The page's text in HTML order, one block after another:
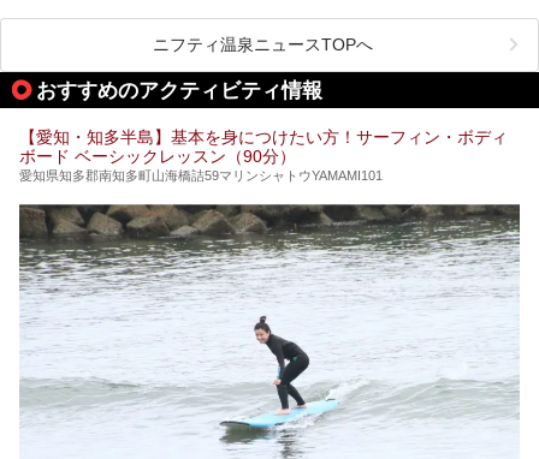
ムリエの目線で紹介していきます！
名古屋市内にはスーパー銭湯や日帰り温泉が多く、「どこに
行こうかな？」と悩んでしまう方も多いと思います。
ぜひこの記事を参考にして「キャナル・リゾート」に出かけ
てみるのはいかがでしょうか？
ニフティ温泉ニュースTOPへ
おすすめのアクティビティ情報
【愛知・知多半島】基本を身につけたい方！サーフィン・ボディ
ボード ベーシックレッスン（90分）
愛知県知多郡南知多町山海橋詰59マリンシャトウYAMAMI101